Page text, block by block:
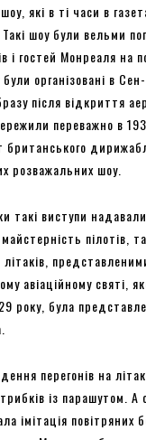
які в ті часи в
шоу були вельми
і гостей Монреаля на
були організовані в
після відкриття
переважно в
британського
розважальних шоу.
такі виступи
пілотів,
авіаційному святі,
року, була
перегонів на
із парашутом. А
імітація повітряних